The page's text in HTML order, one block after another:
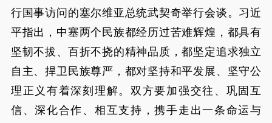
行国事访问的塞尔维亚总统武契奇举行会谈。习近
平指出，中塞两个民族都经历过苦难辉煌，都具有
坚韧不拔、百折不挠的精神品质，都坚定追求独立
自主、捍卫民族尊严，都对坚持和平发展、坚守公
理正义有着深刻理解。双方要加强交往、巩固互
信、深化合作、相互支持，携手走出一条命运与